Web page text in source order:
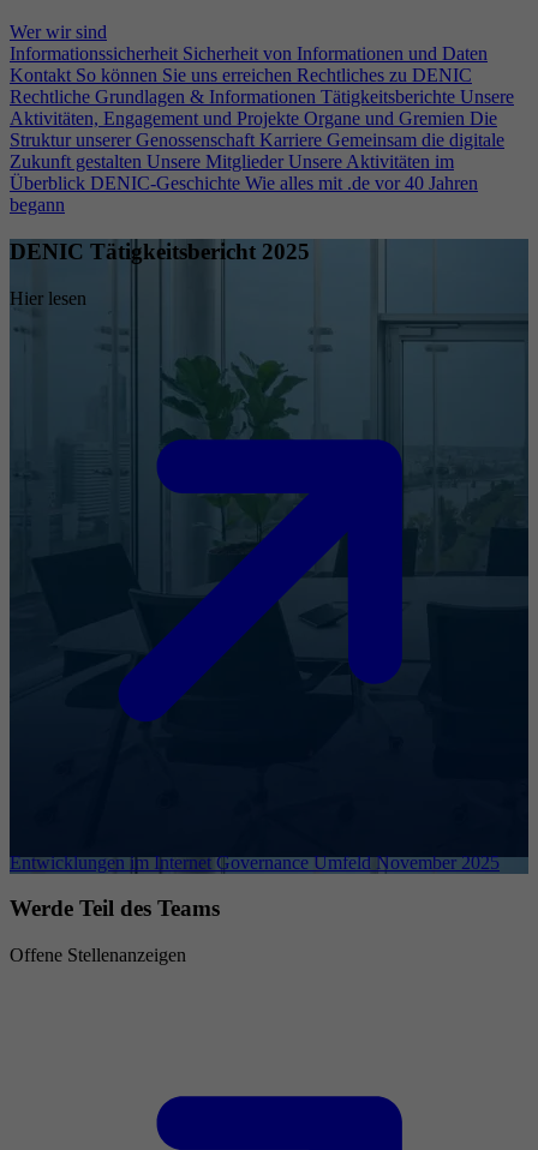
Wer wir sind
Informationssicherheit Sicherheit von Informationen und Daten
Kontakt So können Sie uns erreichen Rechtliches zu DENIC
Rechtliche Grundlagen & Informationen Tätigkeitsberichte Unsere
Aktivitäten, Engagement und Projekte Organe und Gremien Die
Struktur unserer Genossenschaft Karriere Gemeinsam die digitale
Zukunft gestalten Unsere Mitglieder Unsere Aktivitäten im
Überblick DENIC-Geschichte Wie alles mit .de vor 40 Jahren
begann
DENIC Tätigkeitsbericht 2025
Hier lesen
Entwicklungen im Internet Governance Umfeld November 2025
Werde Teil des Teams
Offene Stellenanzeigen